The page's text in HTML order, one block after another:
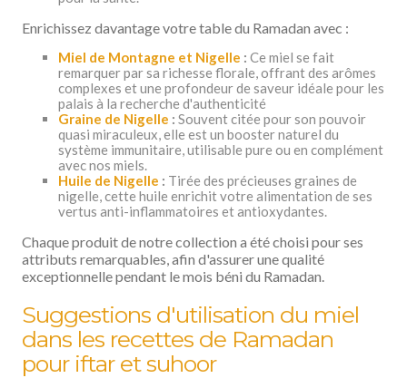
Enrichissez davantage votre table du Ramadan avec :
Miel de Montagne et Nigelle : Ce miel se fait
remarquer par sa richesse florale, offrant des arômes
complexes et une profondeur de saveur idéale pour les
palais à la recherche d'authenticité
Graine de Nigelle : Souvent citée pour son pouvoir
quasi miraculeux, elle est un booster naturel du
système immunitaire, utilisable pure ou en complément
avec nos miels.
Huile de Nigelle : Tirée des précieuses graines de
nigelle, cette huile enrichit votre alimentation de ses
vertus anti-inflammatoires et antioxydantes.
Chaque produit de notre collection a été choisi pour ses
attributs remarquables, afin d'assurer une qualité
exceptionnelle pendant le mois béni du Ramadan.
Suggestions d'utilisation du miel
dans les recettes de Ramadan
pour iftar et suhoor